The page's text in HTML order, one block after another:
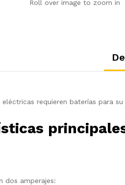
Roll over image to zoom in
eléctricas requieren baterías para
dos amperajes: